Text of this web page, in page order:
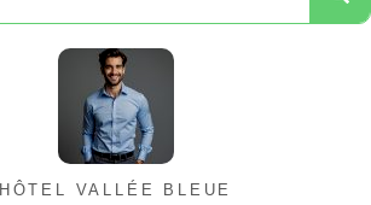
HÔTEL VALLÉE BLEUE